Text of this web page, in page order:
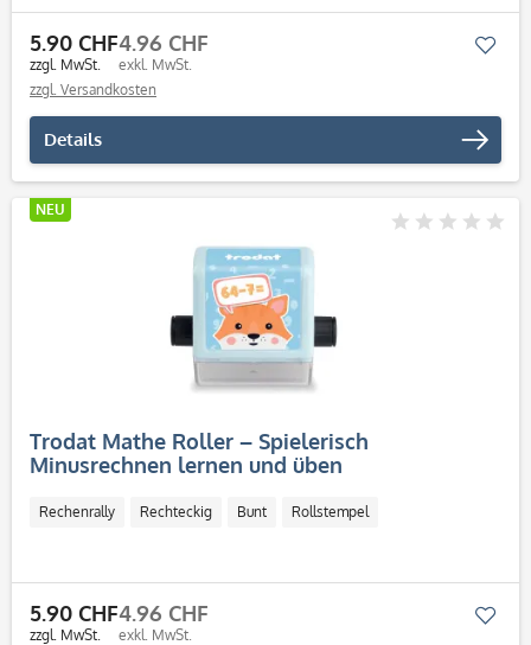
5.90 CHF
zzgl. MwSt.
4.96 CHF
exkl. MwSt.
zzgl. Versandkosten
Details
NEU
Trodat Mathe Roller – Spielerisch
Minusrechnen lernen und üben
Rechenrally Rechteckig Bunt Rollstempel
5.90 CHF
zzgl. MwSt.
4.96 CHF
exkl. MwSt.